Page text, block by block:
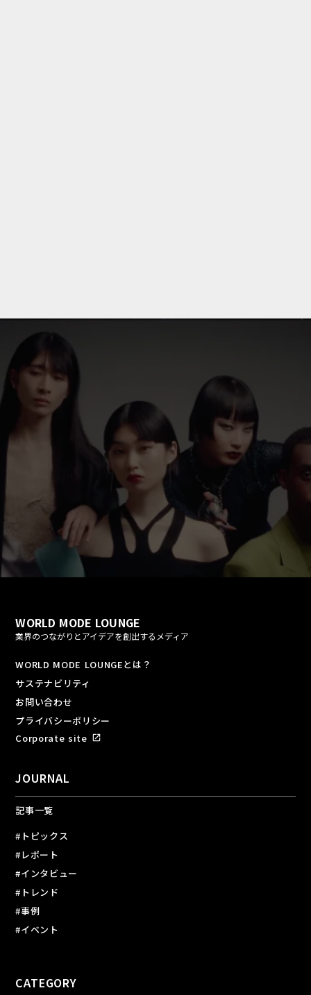
JOURNAL
記事一覧
#トピックス
#レポート
#インタビュー
#トレンド
#事例
#イベント
CATEGORY
WORLD MODE LOUNGE
業界のつながりとアイデアを創出するメディア
WORLD MODE LOUNGEとは？
サステナビリティ
お問い合わせ
プライバシーポリシー
Corporate site open_in_new